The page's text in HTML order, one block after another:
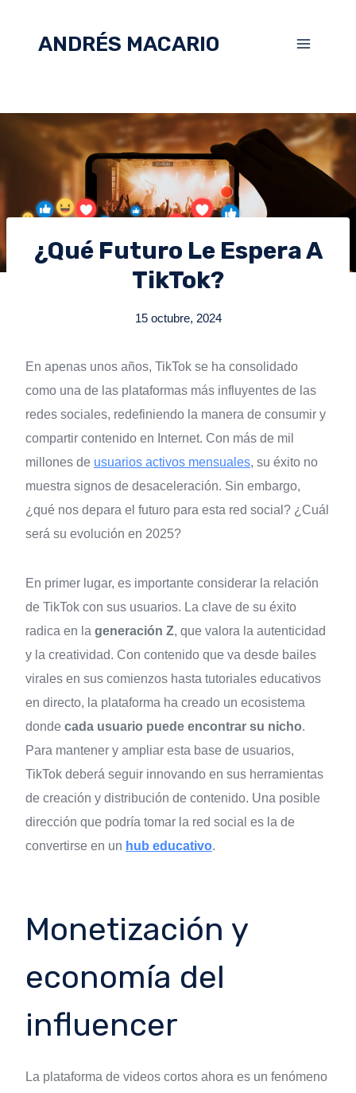
ANDRÉS MACARIO
¿Qué Futuro Le Espera A
TikTok?
15 octubre, 2024
En apenas unos años, TikTok se ha consolidado
como una de las plataformas más influyentes de las
redes sociales, redefiniendo la manera de consumir y
compartir contenido en Internet. Con más de mil
millones de usuarios activos mensuales, su éxito no
muestra signos de desaceleración. Sin embargo,
¿qué nos depara el futuro para esta red social? ¿Cuál
será su evolución en 2025?
En primer lugar, es importante considerar la relación
de TikTok con sus usuarios. La clave de su éxito
radica en la generación Z, que valora la autenticidad
y la creatividad. Con contenido que va desde bailes
virales en sus comienzos hasta tutoriales educativos
en directo, la plataforma ha creado un ecosistema
donde cada usuario puede encontrar su nicho.
Para mantener y ampliar esta base de usuarios,
TikTok deberá seguir innovando en sus herramientas
de creación y distribución de contenido. Una posible
dirección que podría tomar la red social es la de
convertirse en un hub educativo.
Monetización y
economía del
influencer
La plataforma de videos cortos ahora es un fenómeno